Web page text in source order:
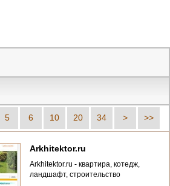
5 6 10 20 34 > >>
Arkhitektor.ru
Arkhitektor.ru - квартира, котедж,
ландшафт, строительство